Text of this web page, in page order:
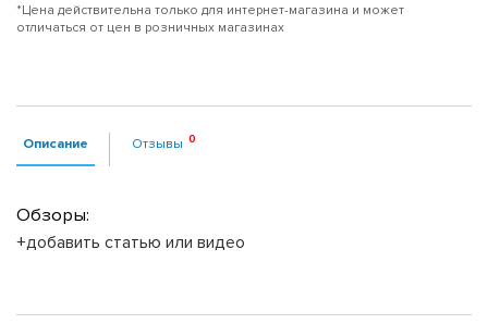
*Цена действительна только для интернет-магазина и может
отличаться от цен в розничных магазинах
Описание Отзывы
Обзоры:
+добавить статью или видео